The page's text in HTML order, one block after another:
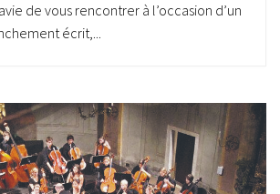
de vous rencontrer à l’occasion d’un
écrit,...